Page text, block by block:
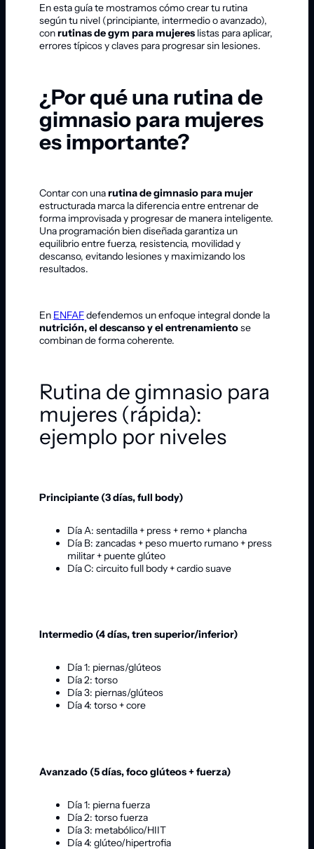
En esta guía te mostramos cómo crear tu rutina
según tu nivel (principiante, intermedio o avanzado),
conrutinas de gym para mujeres listas para aplicar,
errores típicos y claves para progresar sin lesiones.
¿Por qué una rutina de
gimnasio para mujeres
es importante?
Contar con unarutina de gimnasio para mujer
estructurada marca la diferencia entre entrenar de
forma improvisada y progresar de manera inteligente.
Una programación bien diseñada garantiza un
equilibrio entre fuerza, resistencia, movilidad y
descanso, evitando lesiones y maximizando los
resultados.
En ENFAFdefendemos un enfoque integral donde la
nutrición, el descanso y el entrenamientose
combinan de forma coherente.
Rutina de gimnasio para
mujeres (rápida):
ejemplo por niveles
Principiante (3 días, full body)
Día A: sentadilla + press + remo + plancha
Día B: zancadas + peso muerto rumano + press
militar + puente glúteo
Día C: circuito full body + cardio suave
Intermedio (4 días, tren superior/inferior)
Día 1: piernas/glúteos
Día 2: torso
Día 3: piernas/glúteos
Día 4: torso + core
Avanzado (5 días, foco glúteos + fuerza)
Día 1: pierna fuerza
Día 2: torso fuerza
Día 3: metabólico/HIIT
Día 4: glúteo/hipertrofia